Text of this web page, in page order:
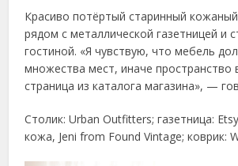
Красиво потёртый старинный
рядом с металлической газетницей и
гостиной. «Я чувствую, что мебель
множества мест, иначе пространство
страница из каталога магазина», —
Столик: Urban Outfitters; газетница:
кожа, Jeni from Found Vintage; коврик: